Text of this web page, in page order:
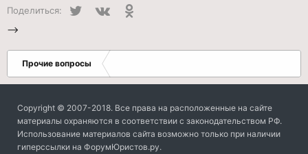
Поделиться: Twitter
-->
Прочие вопросы
Copyright © 2007-2018. Все права на расположенные на сайте
материалы охраняются в соответствии с законодательством РФ.
Использование материалов сайта возможно только при наличии
гиперссылки на ФорумЮристов.ру.